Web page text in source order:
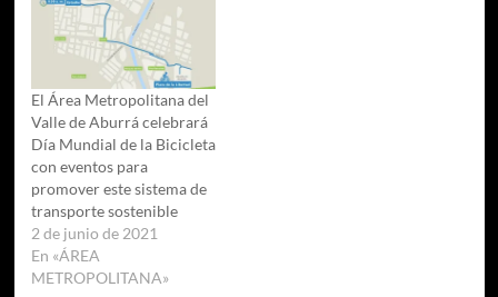
El Área Metropolitana del
Valle de Aburrá celebrará
Día Mundial de la Bicicleta
con eventos para
promover este sistema de
transporte sostenible
2 de junio de 2021
En «ÁREA
METROPOLITANA»